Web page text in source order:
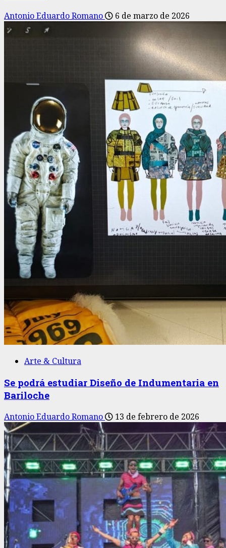
Antonio Eduardo Romano 6 de marzo de 2026
Arte & Cultura
Se podrá estudiar Diseño de Indumentaria en
Bariloche
Antonio Eduardo Romano 13 de febrero de 2026